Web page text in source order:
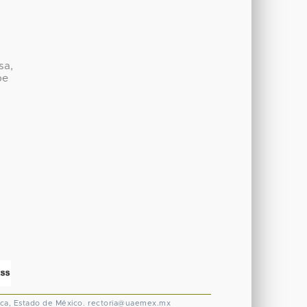
Estado de México. rectoria@uaemex.mx